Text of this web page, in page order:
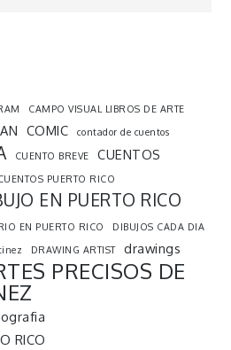
CAMPO VISUAL LIBROS DE ARTE
COMIC contador de cuentos
CUENTO BREVE CUENTOS
PUERTO RICO
EN PUERTO RICO
EN PUERTO RICO
DIBUJOS CADA DIA
DRAWING ARTIST drawings
PRECISOS DE
RICO